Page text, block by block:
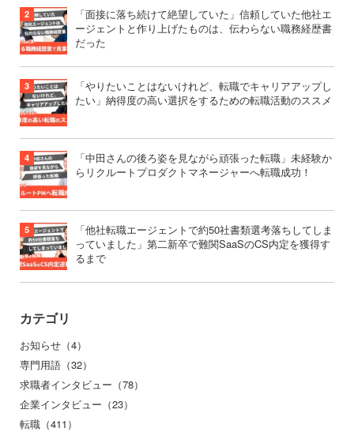
「面接に落ち続けて絶望していた」信頼していた他社エ
ージェントと作り上げたものは、伝わらない職務経歴書
だった
「やりたいことはないけれど、転職でキャリアアップし
たい」納得度の高い選択をするための転職活動のススメ
「中田さんの後ろ姿を見ながら頑張った転職」未経験か
らリクルートプロダクトマネージャーへ転職成功！
「他社転職エージェントで約50社書類選考落ちしてしま
っていました」第二新卒で難関SaaSのCS内定を獲得す
るまで
カテゴリ
お知らせ（4）
専門用語（32）
求職者インタビュー（78）
企業インタビュー（23）
転職（411）